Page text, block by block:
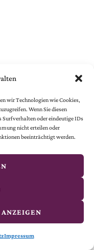
wir Technologien wie Cookies,
Wenn Sie diesen
oder eindeutige IDs
nicht erteilen oder
beeinträchtigt werden.
Impressum
TO-DATE BLEIBEN